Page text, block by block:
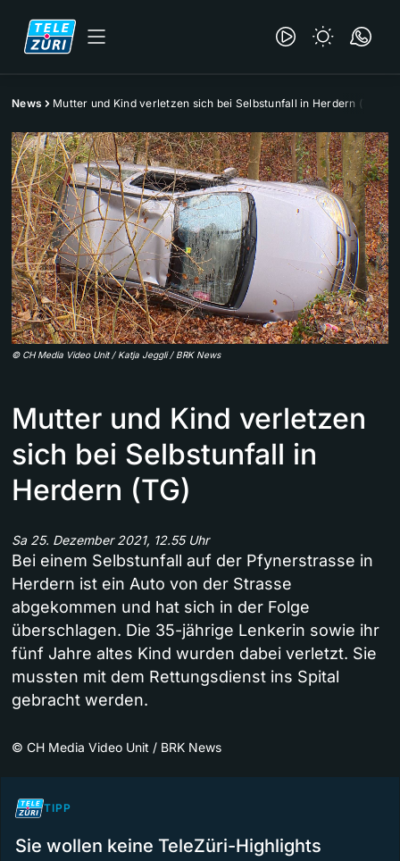
News Mutter und Kind verletzen sich bei Selbstunfall in Herdern (TG)
© CH Media Video Unit / Katja Jeggli / BRK News
Mutter und Kind verletzen
sich bei Selbstunfall in
Herdern (TG)
Sa 25. Dezember 2021, 12.55 Uhr
Bei einem Selbstunfall auf der Pfynerstrasse in
Herdern ist ein Auto von der Strasse
abgekommen und hat sich in der Folge
überschlagen. Die 35-jährige Lenkerin sowie ihr
fünf Jahre altes Kind wurden dabei verletzt. Sie
mussten mit dem Rettungsdienst ins Spital
gebracht werden.
© CH Media Video Unit / BRK News
TIPP
Sie wollen keine TeleZüri-Highlights